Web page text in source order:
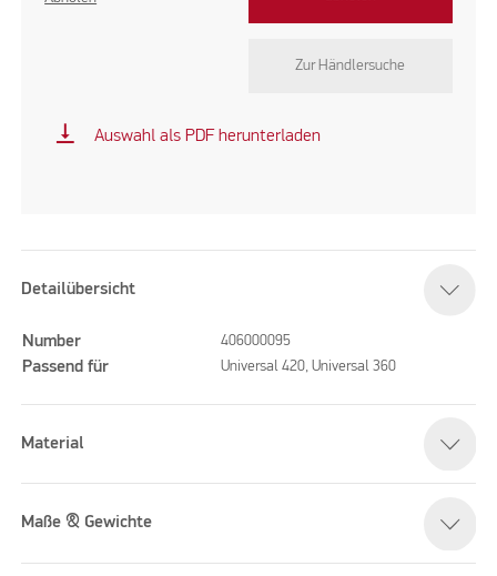
Zur Händlersuche
vertical_align_bottom Auswahl als PDF herunterladen
Detailübersicht
Number 406000095
Passend für Universal 420, Universal 360
Material
Maße & Gewichte